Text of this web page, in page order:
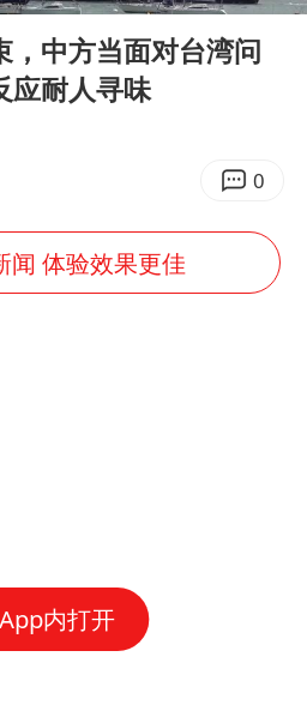
，中方当面对台湾问
应耐人寻味
0
闻 体验效果更佳
App内打开